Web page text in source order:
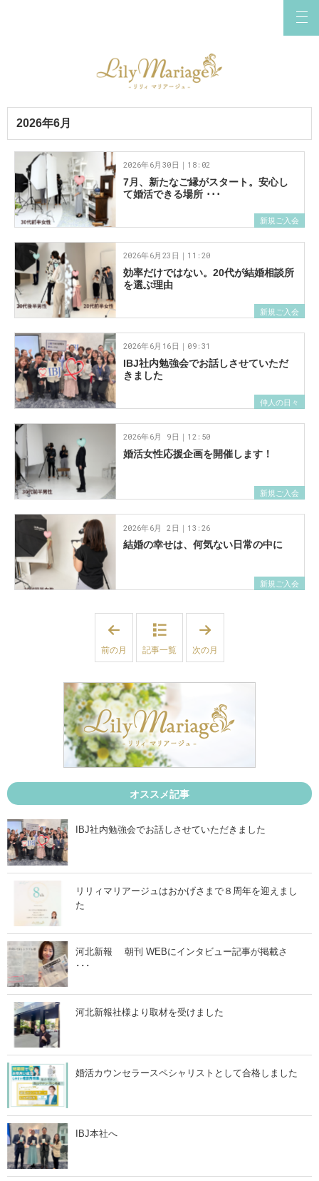
2026年6月
新規ご入会
7月、新たなご縁がスタート。安心し
て婚活できる場所 ･･･
2026年6月30日｜18:02
新規ご入会
効率だけではない。20代が結婚相談所
を選ぶ理由
2026年6月23日｜11:20
仲人の日々
IBJ社内勉強会でお話しさせていただ
きました
2026年6月16日｜09:31
新規ご入会
婚活女性応援企画を開催します！
2026年6月 9日｜12:50
新規ご入会
結婚の幸せは、何気ない日常の中に
2026年6月 2日｜13:26
6
5
月
」
前の月 記事一覧
6
7
」
次の月
オススメ記事
IBJ社内勉強会でお話しさせていただきました
リリィマリアージュはおかげさまで８周年を迎えまし
た
河北新報 朝刊 WEBにインタビュー記事が掲載さ
･･･
河北新報社様より取材を受けました
婚活カウンセラースペシャリストとして合格しました
IBJ本社へ